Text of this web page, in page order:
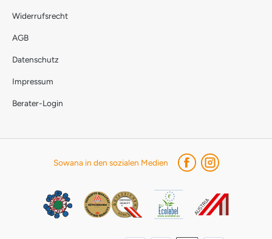
Widerrufsrecht
AGB
Datenschutz
Impressum
Berater-Login
Sowana in den sozialen Medien